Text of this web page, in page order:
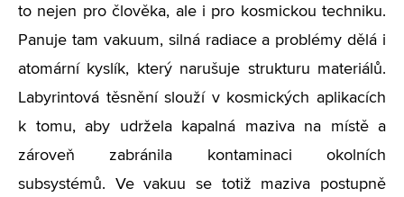
to nejen pro člověka, ale i pro kosmickou techniku.
Panuje tam vakuum, silná radiace a problémy dělá i
atomární kyslík, který narušuje strukturu materiálů.
Labyrintová těsnění slouží v kosmických aplikacích
k tomu, aby udržela kapalná maziva na místě a
zároveň zabránila kontaminaci okolních
subsystémů. Ve vakuu se totiž maziva postupně